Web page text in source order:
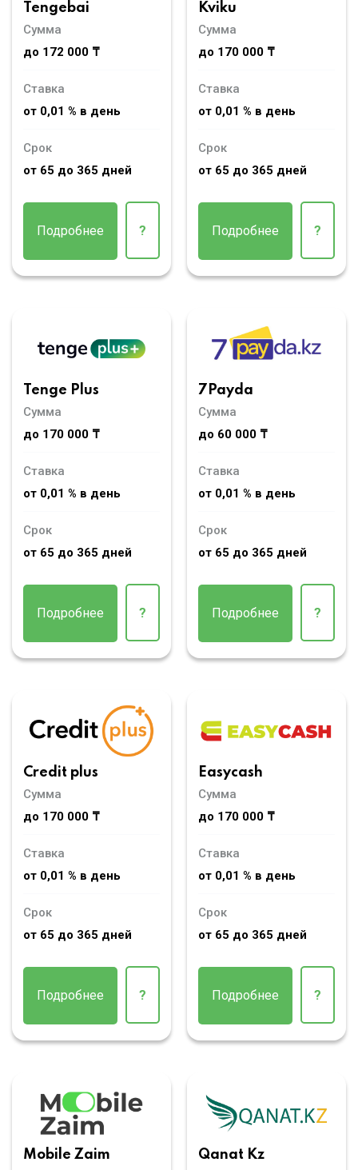
Tengebai
Сумма
до 172 000 ₸
Ставка
от 0,01 % в день
Срок
от 65 до 365 дней
Подробнее ?
Kviku
Сумма
до 170 000 ₸
Ставка
от 0,01 % в день
Срок
от 65 до 365 дней
Подробнее ?
Tenge Plus
Сумма
до 170 000 ₸
Ставка
от 0,01 % в день
Срок
от 65 до 365 дней
Подробнее ?
7Payda
Сумма
до 60 000 ₸
Ставка
от 0,01 % в день
Срок
от 65 до 365 дней
Подробнее ?
Credit plus
Сумма
до 170 000 ₸
Ставка
от 0,01 % в день
Срок
от 65 до 365 дней
Подробнее ?
Easycash
Сумма
до 170 000 ₸
Ставка
от 0,01 % в день
Срок
от 65 до 365 дней
Подробнее ?
Mobile Zaim
Qanat Kz